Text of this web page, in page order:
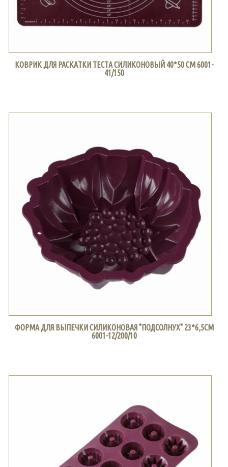
КОВРИК ДЛЯ РАСКАТКИ ТЕСТА СИЛИКОНОВЫЙ 40*50 СМ 6001-
41/150
ФОРМА ДЛЯ ВЫПЕЧКИ СИЛИКОНОВАЯ "ПОДСОЛНУХ" 23*6,5СМ
6001-12/200/10